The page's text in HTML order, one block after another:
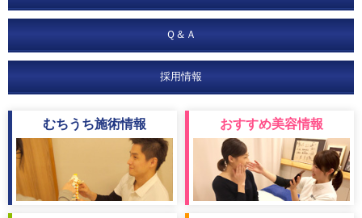
Ｑ＆Ａ
採用情報
むちうち施術情報 おすすめ美容情報